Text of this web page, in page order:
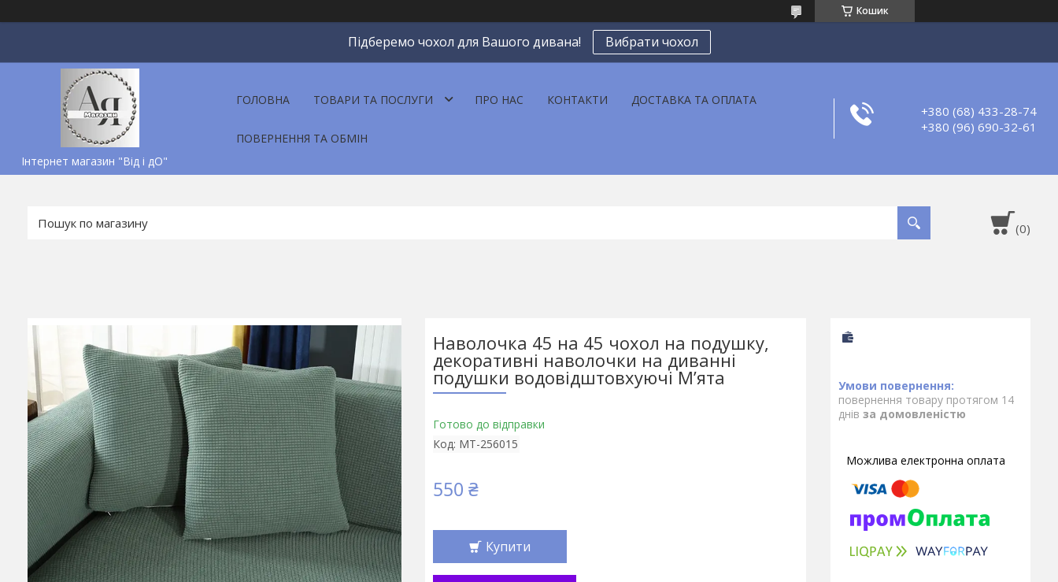
Кошик
Підберемо чохол для Вашого дивана! Вибрати чохол
Інтернет магазин "Від і дО"
ГОЛОВНА ТОВАРИ ТА ПОСЛУГИ ПРО НАС КОНТАКТИ ДОСТАВКА ТА ОПЛАТА
ПОВЕРНЕННЯ ТА ОБМІН
+380 (68) 433-28-74
+380 (96) 690-32-61
Наволочка 45 на 45 чохол на подушку,
декоративні наволочки на диванні
подушки водовідштовхуючі М’ята
Готово до відправки
Код: МT-256015
550 ₴
Купити
повернення товару протягом 14
днів за домовленістю